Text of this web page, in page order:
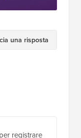
una risposta
registrare